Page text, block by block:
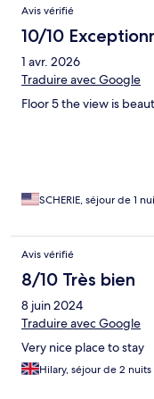
Avis vérifié
10/10
1 avr. 2026
Traduire avec Google
Floor 5 the view is
SCHERIE, séjour de 1
Avis vérifié
8/10 Très bien
8 juin 2024
Traduire avec Google
Very nice place to stay
Hilary, séjour de 2 nuits